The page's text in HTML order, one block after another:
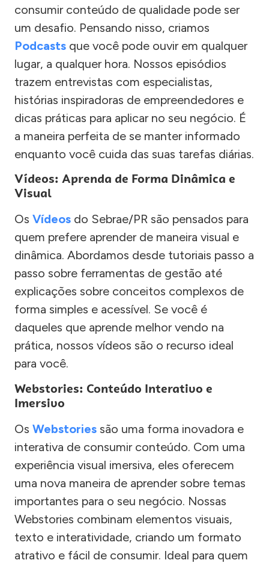
consumir conteúdo de qualidade pode ser
um desafio. Pensando nisso, criamos
Podcasts que você pode ouvir em qualquer
lugar, a qualquer hora. Nossos episódios
trazem entrevistas com especialistas,
histórias inspiradoras de empreendedores e
dicas práticas para aplicar no seu negócio. É
a maneira perfeita de se manter informado
enquanto você cuida das suas tarefas diárias.
Vídeos: Aprenda de Forma Dinâmica e
Visual
Os Vídeos do Sebrae/PR são pensados para
quem prefere aprender de maneira visual e
dinâmica. Abordamos desde tutoriais passo a
passo sobre ferramentas de gestão até
explicações sobre conceitos complexos de
forma simples e acessível. Se você é
daqueles que aprende melhor vendo na
prática, nossos vídeos são o recurso ideal
para você.
Webstories: Conteúdo Interativo e
Imersivo
Os Webstories são uma forma inovadora e
interativa de consumir conteúdo. Com uma
experiência visual imersiva, eles oferecem
uma nova maneira de aprender sobre temas
importantes para o seu negócio. Nossas
Webstories combinam elementos visuais,
texto e interatividade, criando um formato
atrativo e fácil de consumir. Ideal para quem